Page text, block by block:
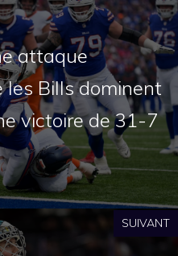
attaque
les Bills dominent
victoire de 31-7
SUIVANT